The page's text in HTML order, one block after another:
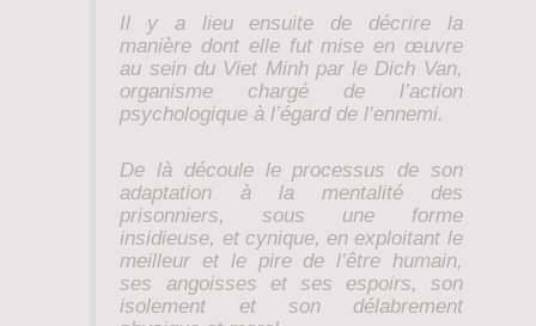
Il y a lieu ensuite de décrire la
manière dont elle fut mise en œuvre
au sein du Viet Minh par le Dich Van,
organisme chargé de l’action
psychologique à l’égard de l’ennemi.
De là découle le processus de son
adaptation à la mentalité des
prisonniers, sous une forme
insidieuse, et cynique, en exploitant le
meilleur et le pire de l’être humain,
ses angoisses et ses espoirs, son
isolement et son délabrement